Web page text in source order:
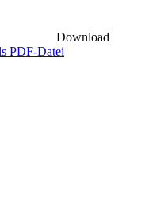
Download
PDF-Datei